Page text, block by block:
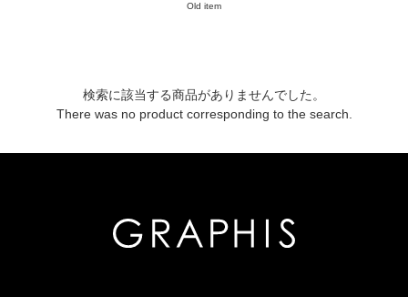
Old item
検索に該当する商品がありませんでした。
There was no product corresponding to the search.